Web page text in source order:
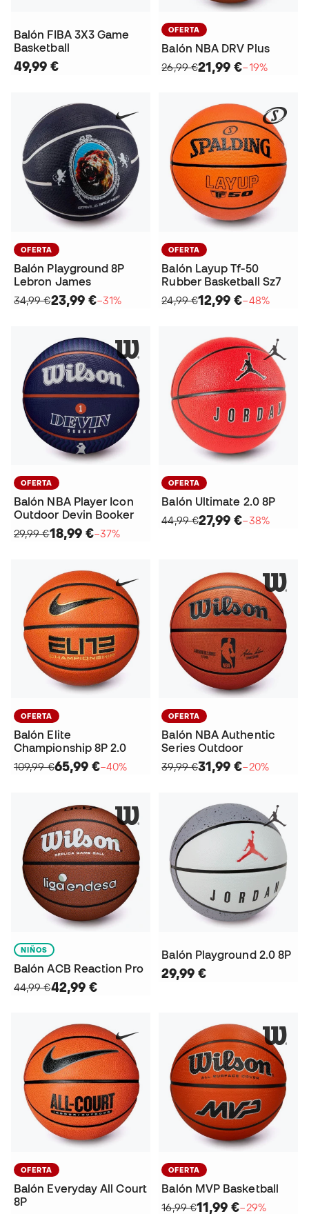
Balón FIBA 3X3 Game
Basketball
49,99 €
OFERTA
Balón NBA DRV Plus
26,99 €21,99 €−19%
OFERTA
Balón Playground 8P
Lebron James
34,99 €23,99 €−31%
OFERTA
Balón Layup Tf-50
Rubber Basketball Sz7
24,99 €12,99 €−48%
OFERTA
Balón NBA Player Icon
Outdoor Devin Booker
29,99 €18,99 €−37%
OFERTA
Balón Ultimate 2.0 8P
44,99 €27,99 €−38%
OFERTA
Balón Elite
Championship 8P 2.0
109,99 €65,99 €−40%
OFERTA
Balón NBA Authentic
Series Outdoor
39,99 €31,99 €−20%
NIÑOS
Balón ACB Reaction Pro
44,99 €42,99 €
Balón Playground 2.0 8P
29,99 €
OFERTA
Balón Everyday All Court
8P
OFERTA
Balón MVP Basketball
16,99 €11,99 €−29%